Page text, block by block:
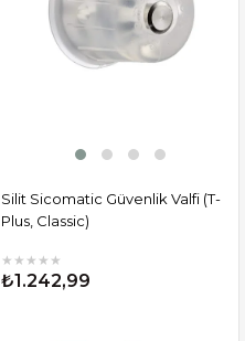
Silit Sicomatic Güvenlik Valfi (T-
Plus, Classic)
★ ★ ★ ★ ★
₺1.242,99